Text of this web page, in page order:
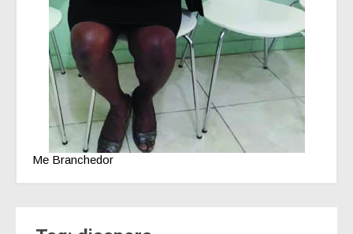
Me Branchedor